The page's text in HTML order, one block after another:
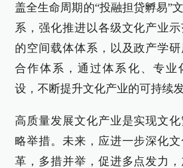
盖全生命周期的“投融担贷孵易”
系，强化推进以各级文化产业
的空间载体体系，以及政产学
合作体系，通过体系化、专业
设，不断提升文化产业的可持续发
高质量发展文化产业是实现文
略举措。未来，应进一步深化
革，多措并举，促进多点发力